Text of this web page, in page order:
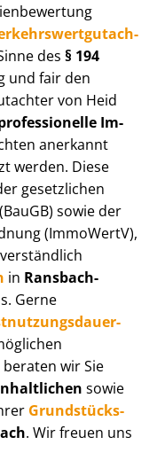
des § 194
und fair den
von Heid
Im­
anerkannt
werden. Diese
gesetzlichen
sowie der
(ImmoWertV),
in Ransbach-
Gerne
wir Sie
sowie
Grund­stücks­
. Wir freuen uns